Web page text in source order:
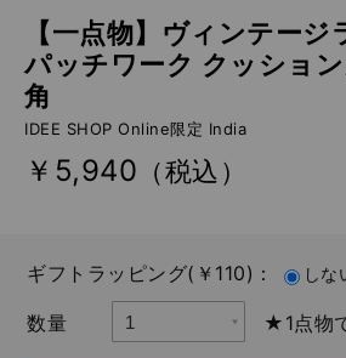
【一点物】ヴィンテージ
パッチワーク クッショ
角
IDEE SHOP Online限定 India
￥5,940 （税込）
ギフトラッピング(￥110)： しな
数量 ★1点物